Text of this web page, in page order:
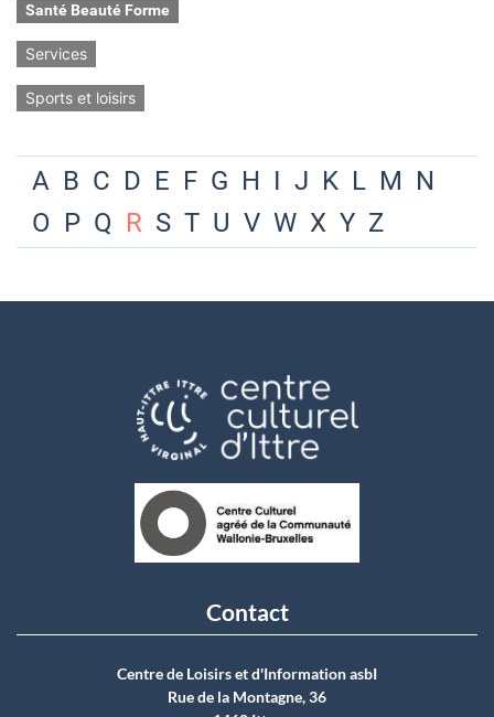
Santé Beauté Forme
Services
Sports et loisirs
A B C D E F G H I J K L M N
O P Q R S T U V W X Y Z
Contact
Centre de Loisirs et d'Information asbI
Rue de la Montagne, 36